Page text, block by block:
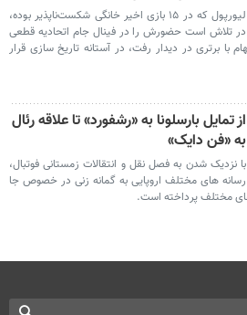
لیورپول که در ۱۵ بازی اخیر خانگی شکست‌ناپذیر بوده،
در تلاش است حضورش را در فینال جام اتحادیه قطعی
با برتری در دیدار رفت، در آستانه تاریخ سازی قرار
از تمایل بارسلونا به «رشفورد» تا علاقه رئال
به «فن دایک»
با نزدیک شدن به فصل نقل و انتقالات زمستانی فوتبال،
رسانه های مختلف اروپایی به گمانه زنی در خصوص جا
مختلف پرداخته است.